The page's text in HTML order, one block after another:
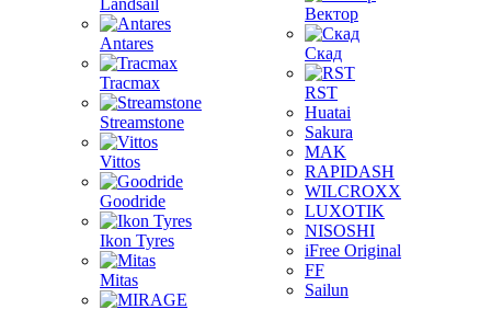
Landsail
Antares
Tracmax
Streamstone
Vittos
Goodride
Ikon Tyres
Mitas
Вектор
Скад
RST
Huatai
Sakura
MAK
RAPIDASH
WILCROXX
LUXOTIK
NISOSHI
iFree Original
FF
Sailun